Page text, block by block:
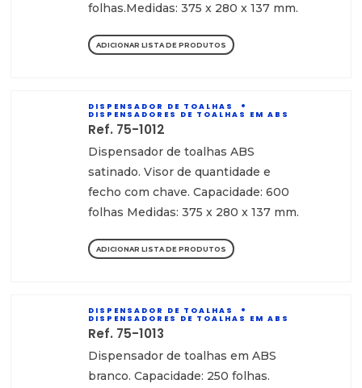
folhas.Medidas: 375 x 280 x 137 mm.
ADICIONAR LISTA DE PRODUTOS
DISPENSADOR DE TOALHAS
DISPENSADORES DE TOALHAS EM ABS
Ref. 75-1012
Dispensador de toalhas ABS
satinado. Visor de quantidade e
fecho com chave. Capacidade: 600
folhas Medidas: 375 x 280 x 137 mm.
ADICIONAR LISTA DE PRODUTOS
DISPENSADOR DE TOALHAS
DISPENSADORES DE TOALHAS EM ABS
Ref. 75-1013
Dispensador de toalhas em ABS
branco. Capacidade: 250 folhas.